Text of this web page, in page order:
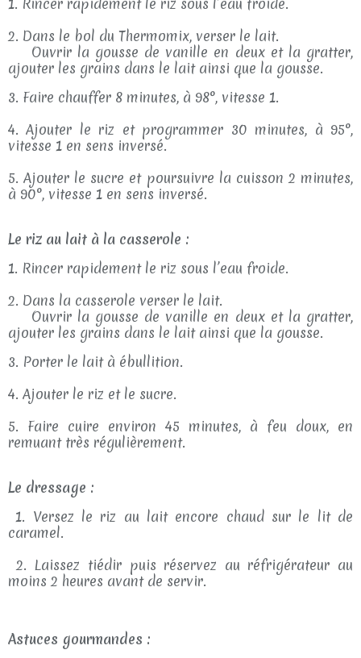
2. Dans le bol du Thermomix, verser le lait.
Ouvrir la gousse de vanille en deux et la gratter,
ajouter les grains dans le lait ainsi que la gousse.
3. Faire chauffer 8 minutes, à 98°, vitesse 1.
4. Ajouter le riz et programmer 30 minutes, à 95°,
vitesse 1 en sens inversé.
5. Ajouter le sucre et poursuivre la cuisson 2 minutes,
à 90°, vitesse 1 en sens inversé.
Le riz au lait à la casserole :
1. Rincer rapidement le riz sous l’eau froide.
2. Dans la casserole verser le lait.
Ouvrir la gousse de vanille en deux et la gratter,
ajouter les grains dans le lait ainsi que la gousse.
3. Porter le lait à ébullition.
4. Ajouter le riz et le sucre.
5. Faire cuire environ 45 minutes, à feu doux, en
remuant très régulièrement.
Le dressage :
1. Versez le riz au lait encore chaud sur le lit de
caramel.
2. Laissez tiédir puis réservez au réfrigérateur au
moins 2 heures avant de servir.
Astuces gourmandes :